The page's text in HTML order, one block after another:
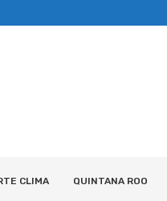
CLIMA QUINTANA ROO